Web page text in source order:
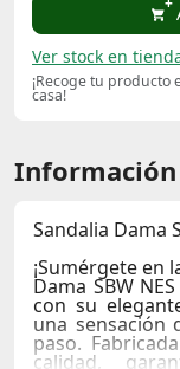
Ver stock en
¡Recoge tu
casa!
Sandalia Dama
¡Sumérgete en
Dama SBW NES
con su
una sensación
paso.
calidad,